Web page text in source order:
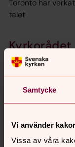
Samtycke
Vi använder kakor
Vissa av våra
Toronto har
talet
Kyrkorådet
Kyrkorådet
tillsammans med
tillsammans med
del i det
det